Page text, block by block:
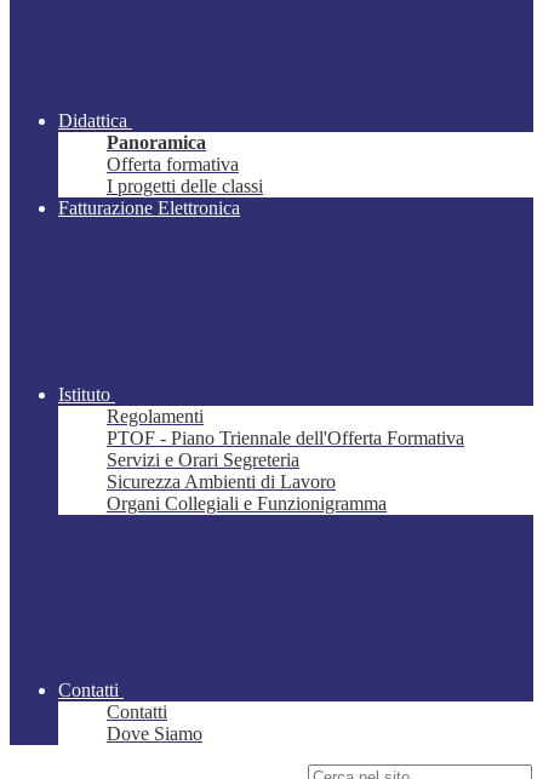
Didattica
Panoramica
Offerta formativa
I progetti delle classi
Fatturazione Elettronica
Istituto
Regolamenti
PTOF - Piano Triennale dell'Offerta Formativa
Servizi e Orari Segreteria
Sicurezza Ambienti di Lavoro
Organi Collegiali e Funzionigramma
Contatti
Contatti
Dove Siamo